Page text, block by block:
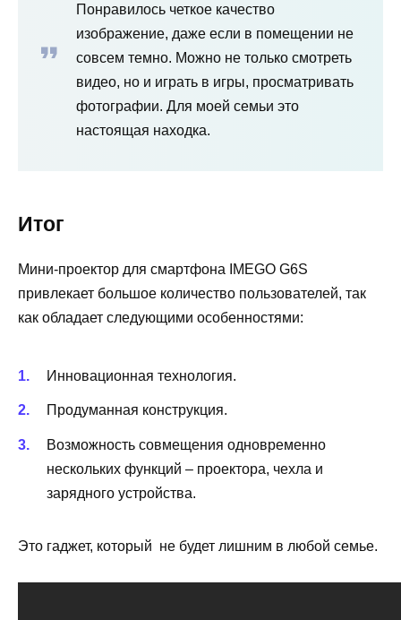
Понравилось четкое качество
изображение, даже если в помещении не
совсем темно. Можно не только смотреть
видео, но и играть в игры, просматривать
фотографии. Для моей семьи это
настоящая находка.
Итог
Мини-проектор для смартфона IMEGO G6S
привлекает большое количество пользователей, так
как обладает следующими особенностями:
Инновационная технология.
Продуманная конструкция.
Возможность совмещения одновременно
нескольких функций – проектора, чехла и
зарядного устройства.
Это гаджет, который не будет лишним в любой семье.